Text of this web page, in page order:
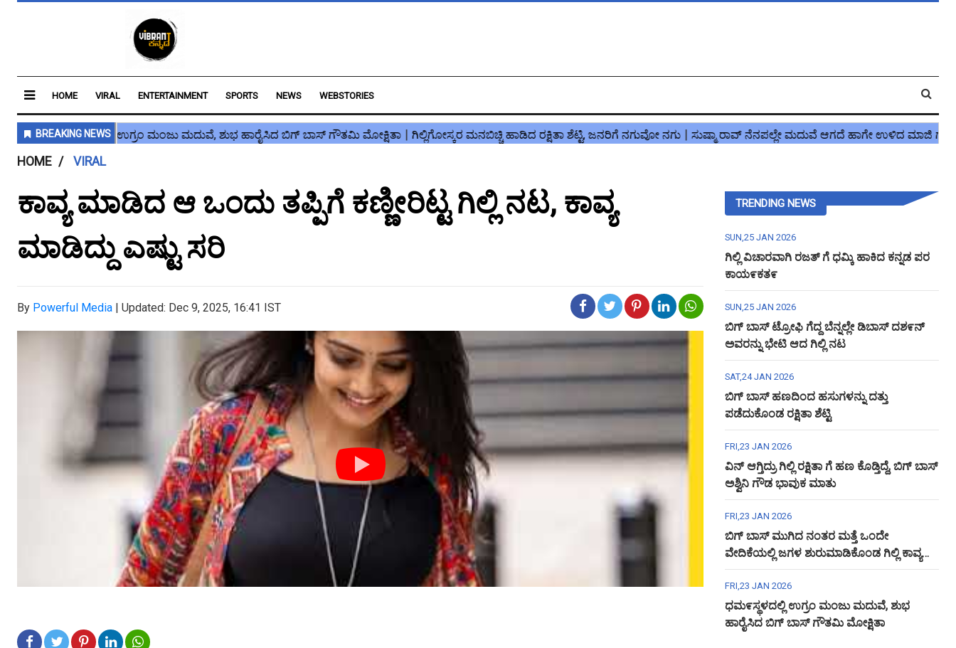
HOME VIRAL ENTERTAINMENT SPORTS NEWS WEBSTORIES
HOME VIRAL
ಕಾವ್ಯ ಮಾಡಿದ ಆ ಒಂದು ತಪ್ಪಿಗೆ ಕಣ್ಣೀರಿಟ್ಟ ಗಿಲ್ಲಿ ನಟ, ಕಾವ್ಯ
ಮಾಡಿದ್ದು ಎಷ್ಟು ಸರಿ
By Powerful Media | Updated: Dec 9, 2025, 16:41 IST
TRENDING NEWS
SUN,25 JAN 2026
ಗಿಲ್ಲಿ ವಿಚಾರವಾಗಿ ರಜತ್ ಗೆ ಧಮ್ಕಿ ಹಾಕಿದ ಕನ್ನಡ ಪರ
ಕಾಯ೯ಕತ೯
SUN,25 JAN 2026
ಬಿಗ್ ಬಾಸ್ ಟ್ರೋಫಿ ಗೆದ್ದ ಬೆನ್ನಲ್ಲೇ ಡಿಬಾಸ್ ದಶ೯ನ್
ಅವರನ್ನು ಭೇಟಿ ಆದ ಗಿಲ್ಲಿ ನಟ
SAT,24 JAN 2026
ಬಿಗ್ ಬಾಸ್ ಹಣದಿಂದ ಹಸುಗಳನ್ನು ದತ್ತು
ಪಡೆದುಕೊಂಡ ರಕ್ಷಿತಾ ಶೆಟ್ಟಿ
FRI,23 JAN 2026
ವಿನ್ ಆಗ್ತಿದ್ರು ಗಿಲ್ಲಿ ರಕ್ಷಿತಾ ಗೆ ಹಣ ಕೊಡ್ತಿದ್ದೆ, ಬಿಗ್ ಬಾಸ್
ಅಶ್ವಿನಿ ಗೌಡ ಭಾವುಕ ಮಾತು
FRI,23 JAN 2026
ಬಿಗ್ ಬಾಸ್ ಮುಗಿದ ನಂತರ ಮತ್ತೆ ಒಂದೇ
ವೇದಿಕೆಯಲ್ಲಿ ಜಗಳ ಶುರುಮಾಡಿಕೊಂಡ ಗಿಲ್ಲಿ ಕಾವ್ಯ
ಅಶ್ವಿನಿ ಗೌಡ
FRI,23 JAN 2026
ಧಮ೯ಸ್ಥಳದಲ್ಲಿ ಉಗ್ರಂ ಮಂಜು ಮದುವೆ, ಶುಭ
ಹಾರೈಸಿದ ಬಿಗ್ ಬಾಸ್ ಗೌತಮಿ ಮೋಕ್ಷಿತಾ